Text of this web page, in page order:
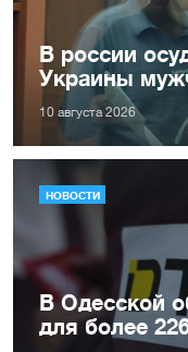
В россии
Украины
10 августа 2026
НОВОСТИ
В Одесской
для более